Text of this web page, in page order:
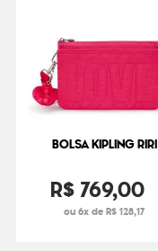
BOLSA KIPLING RIRI
R$769,00
ou 6x de R$ 128,17